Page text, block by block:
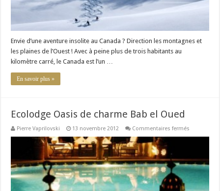
Envie d’une aventure insolite au Canada ? Direction les montagnes et
les plaines de l’Ouest ! Avec à peine plus de trois habitants au
kilomètre carré, le Canada est l’un …
En savoir plus »
Ecolodge Oasis de charme Bab el Oued
Pierre Vaprilovski 13 novembre 2012 Commentaires fermés
Bab
el
Oued